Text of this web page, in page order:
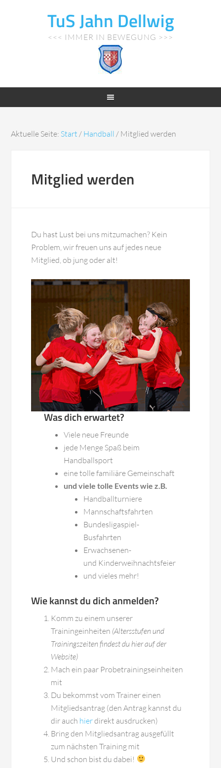
TuS Jahn Dellwig
<<< IMMER IN BEWEGUNG >>>
Aktuelle Seite: Start / Handball / Mitglied werden
Mitglied werden
Du hast Lust bei uns mitzumachen? Kein
Problem, wir freuen uns auf jedes neue
Mitglied, ob jung oder alt!
Was dich erwartet?
Viele neue Freunde
jede Menge Spaß beim
Handballsport
eine tolle familiäre Gemeinschaft
und viele tolle Events wie z.B.
Handballturniere
Mannschaftsfahrten
Bundesligaspiel-
Busfahrten
Erwachsenen-
und Kinderweihnachtsfeier
und vieles mehr!
Wie kannst du dich anmelden?
Komm zu einem unserer
Trainingeinheiten (Altersstufen und
Trainingszeiten findest du hier auf der
Website)
Mach ein paar Probetrainingseinheiten
mit
Du bekommst vom Trainer einen
Mitgliedsantrag (den Antrag kannst du
dir auch hierdirekt ausdrucken)
Bring den Mitgliedsantrag ausgefüllt
zum nächsten Training mit
Und schon bist du dabei!